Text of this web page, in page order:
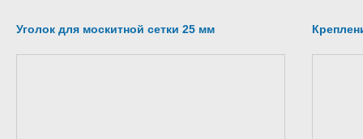
Уголок для москитной сетки 25 мм